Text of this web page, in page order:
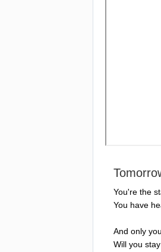
You're the
You have
And only
Will you stay